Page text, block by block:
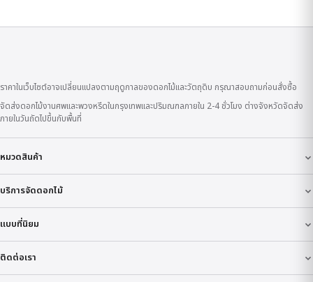
ราคาในเว็บไซต์อาจเปลี่ยนแปลงตามฤดูกาลของดอกไม้และวัตถุดิบ กรุณาสอบถามก่อนสั่งซื้อ
จัดส่งดอกไม้งานศพและพวงหรีดในกรุงเทพและปริมณฑลภายใน 2-4 ชั่วโมง ต่างจังหวัดจัดส่ง
ภายในวันถัดไปขึ้นกับพื้นที่
หมวดสินค้า
บริการจัดดอกไม้
แบบที่นิยม
ติดต่อเรา